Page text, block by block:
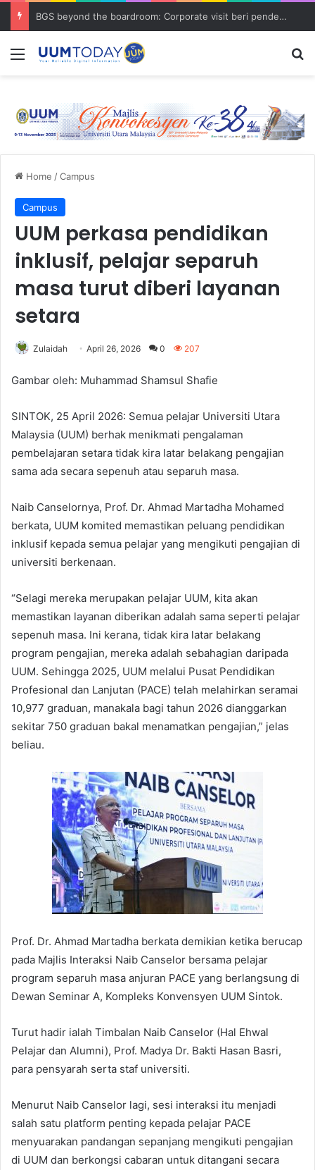
BGS beyond the boardroom: Corporate visit beri pendedahan dunia korporat kepada PELAJAR UUM
Menu
Home /Campus
Campus
UUM perkasa pendidikan
inklusif, pelajar separuh
masa turut diberi layanan
setara
Zulaidah April 26, 2026 0 207
Gambar oleh: Muhammad Shamsul Shafie
SINTOK, 25 April 2026: Semua pelajar Universiti Utara
Malaysia (UUM) berhak menikmati pengalaman
pembelajaran setara tidak kira latar belakang pengajian
sama ada secara sepenuh atau separuh masa.
Naib Canselornya, Prof. Dr. Ahmad Martadha Mohamed
berkata, UUM komited memastikan peluang pendidikan
inklusif kepada semua pelajar yang mengikuti pengajian di
universiti berkenaan.
“Selagi mereka merupakan pelajar UUM, kita akan
memastikan layanan diberikan adalah sama seperti pelajar
sepenuh masa. Ini kerana, tidak kira latar belakang
program pengajian, mereka adalah sebahagian daripada
UUM. Sehingga 2025, UUM melalui Pusat Pendidikan
Profesional dan Lanjutan (PACE) telah melahirkan seramai
10,977 graduan, manakala bagi tahun 2026 dianggarkan
sekitar 750 graduan bakal menamatkan pengajian,” jelas
beliau.
Prof. Dr. Ahmad Martadha berkata demikian ketika berucap
pada Majlis Interaksi Naib Canselor bersama pelajar
program separuh masa anjuran PACE yang berlangsung di
Dewan Seminar A, Kompleks Konvensyen UUM Sintok.
Turut hadir ialah Timbalan Naib Canselor (Hal Ehwal
Pelajar dan Alumni), Prof. Madya Dr. Bakti Hasan Basri,
para pensyarah serta staf universiti.
Menurut Naib Canselor lagi, sesi interaksi itu menjadi
salah satu platform penting kepada pelajar PACE
menyuarakan pandangan sepanjang mengikuti pengajian
di UUM dan berkongsi cabaran untuk ditangani secara